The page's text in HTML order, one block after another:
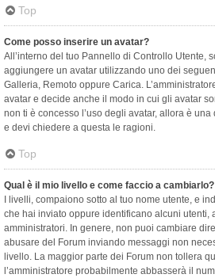
Top
Come posso inserire un avatar?
All’interno del tuo Pannello di Controllo Utente,
aggiungere un avatar utilizzando uno dei
Galleria, Remoto oppure Carica.
avatar e decide anche il modo in cui gli avatar
non ti è concesso l’uso degli avatar, allora è
e devi chiedere a questa le ragioni.
Top
Qual è il mio livello e come faccio a cambiarlo?
I livelli, compaiono sotto al tuo nome utente, e
che hai inviato oppure identificano alcuni utenti,
amministratori. In genere, non puoi cambiare
abusare del Forum inviando messaggi non
livello. La maggior parte dei Forum non tollera
l’amministratore probabilmente abbasserà il